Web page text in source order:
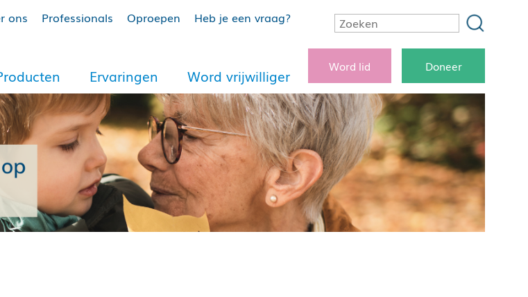
ons Professionals Oproepen Heb je een vraag?
Ervaringen Word vrijwilliger
Word lid Doneer